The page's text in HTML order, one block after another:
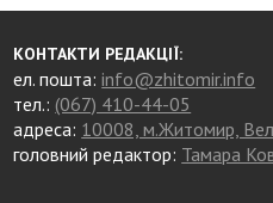
КОНТАКТИ РЕДАКЦІЇ:
ел. пошта:info@zhitomir.info
тел.: (067) 410-44-05
адреса: 10008, м.Житомир,
головний редактор: Тамара